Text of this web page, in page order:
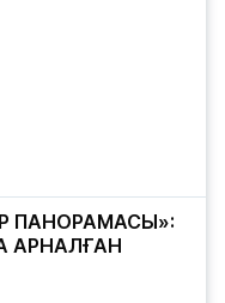
ПАНОРАМАСЫ»:
АРНАЛҒАН